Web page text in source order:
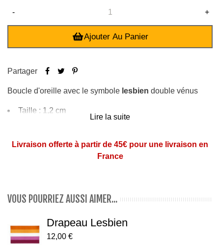
- +
Ajouter Au Panier
Partager
Boucle d'oreille avec le symbole lesbien double vénus
Taille : 1,2 cm
Lire la suite
Livraison offerte à partir de 45€ pour une livraison en
France
VOUS POURRIEZ AUSSI AIMER...
Drapeau Lesbien
12,00 €